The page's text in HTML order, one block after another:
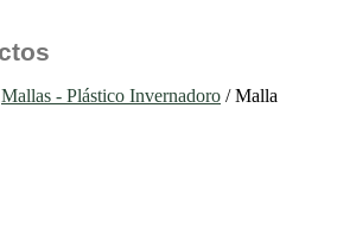
Mallas - Plástico Invernadoro / Malla